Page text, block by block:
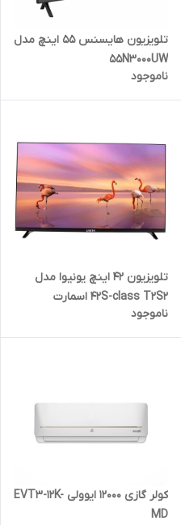
تلویزیون هایسنس ۵۵ اینچ مدل
55N3000UW
ناموجود
تلویزیون ۴۲ اینچ یونیوا مدل
42S-class T2S2 اسمارت
هوشمند دوگیرنده
ناموجود
کولر گازی ۱۲۰۰۰ ایوولی EVT3-12K-
MD